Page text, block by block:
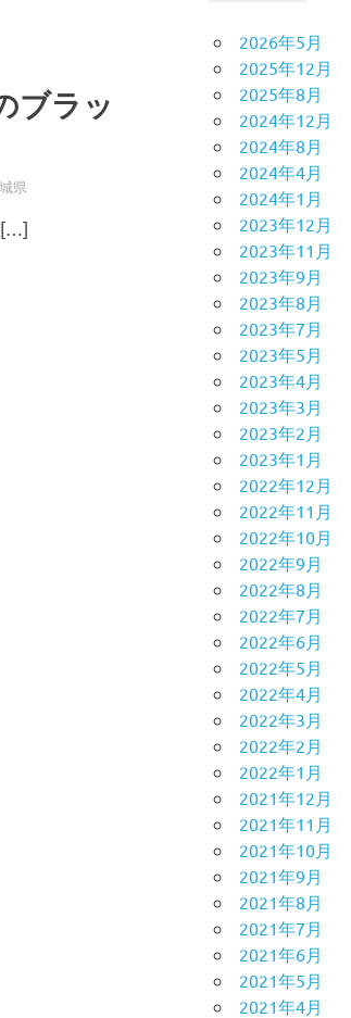
ブラッ
県
[…]
2026年5月
2025年12月
2025年8月
2024年12月
2024年8月
2024年4月
2024年1月
2023年12月
2023年11月
2023年9月
2023年8月
2023年7月
2023年5月
2023年4月
2023年3月
2023年2月
2023年1月
2022年12月
2022年11月
2022年10月
2022年9月
2022年8月
2022年7月
2022年6月
2022年5月
2022年4月
2022年3月
2022年2月
2022年1月
2021年12月
2021年11月
2021年10月
2021年9月
2021年8月
2021年7月
2021年6月
2021年5月
2021年4月